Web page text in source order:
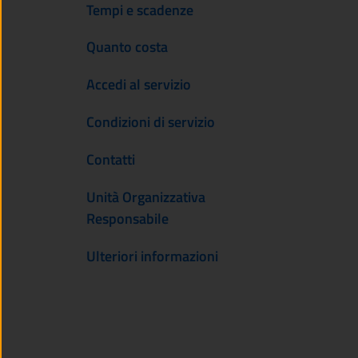
Tempi e scadenze
Quanto costa
Accedi al servizio
Condizioni di servizio
Contatti
Unità Organizzativa
Responsabile
Ulteriori informazioni